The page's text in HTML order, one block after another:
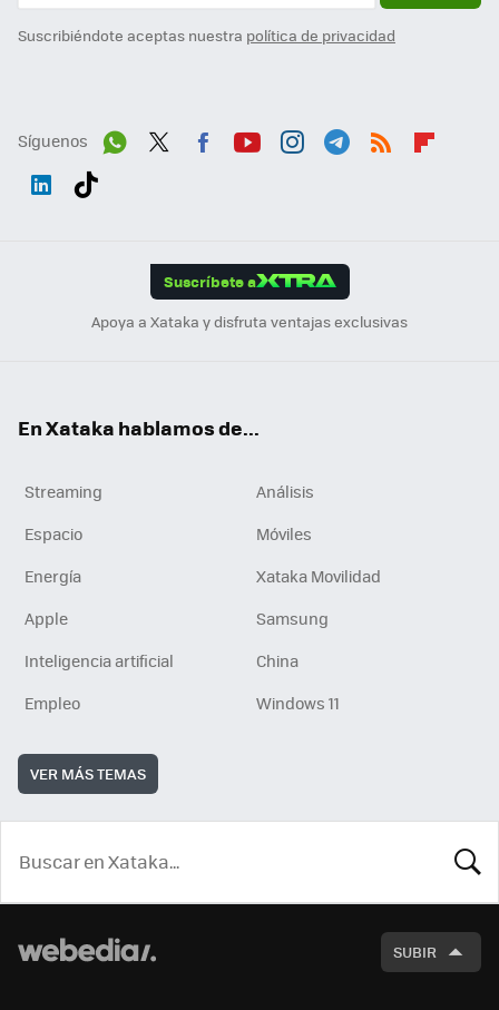
Suscribiéndote aceptas nuestra política de privacidad
Síguenos
Suscríbete a
Apoya a Xataka y disfruta ventajas exclusivas
En Xataka hablamos de...
Streaming
Análisis
Espacio
Móviles
Energía
Xataka Movilidad
Apple
Samsung
Inteligencia artificial
China
Empleo
Windows 11
VER MÁS TEMAS
SUBIR